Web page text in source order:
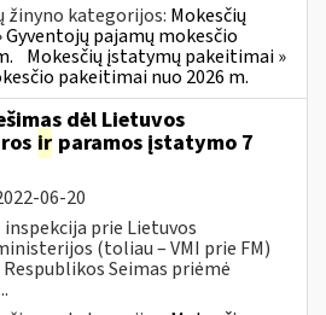
žinyno kategorijos: Mokesčių
pajamų mokesčio
Mokesčių įstatymų pakeitimai »
pakeitimai nuo 2026 m.
dėl Lietuvos
ir paramos įstatymo 7
06-20
inspekcija prie Lietuvos
(toliau – VMI prie FM)
Seimas priėmė